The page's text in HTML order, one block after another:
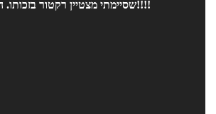
שסיימתי מצטיין רקטור בזכותו. המורה הכי מלך בעולם!!!!